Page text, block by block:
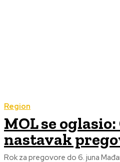
Region
MOL se
nastavak
Rok za pregovore do 6. juna Mađarska naftna kompanija MOL